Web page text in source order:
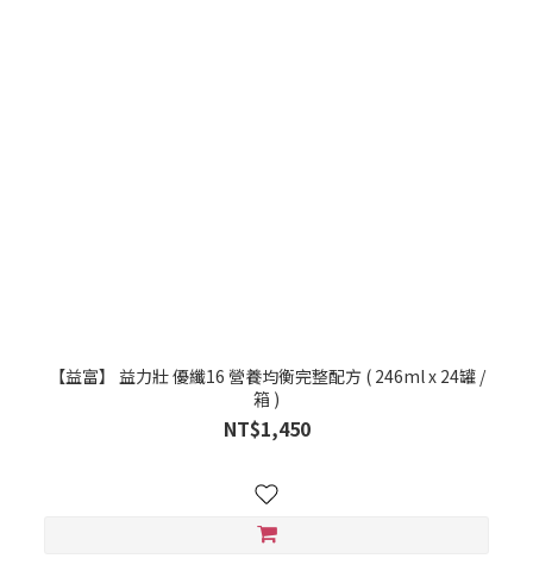
【益富】 益力壯 優纖16 營養均衡完整配方 ( 246ml x 24罐 /
箱 )
NT$1,450